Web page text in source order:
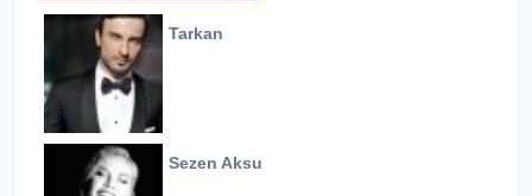
Tarkan
Sezen Aksu